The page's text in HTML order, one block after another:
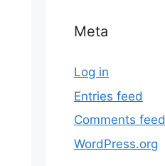
Meta
Log in
Entries feed
Comments feed
WordPress.org